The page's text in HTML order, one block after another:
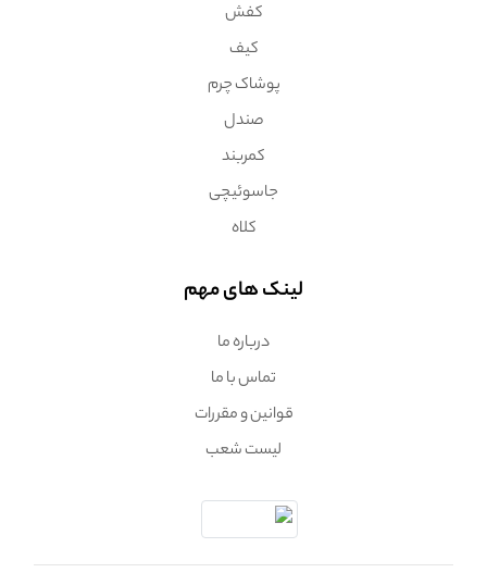
کفش
کیف
پوشاک چرم
صندل
کمربند
جاسوئیچی
کلاه
لینک های مهم
درباره ما
تماس با ما
قوانین و مقررات
لیست شعب